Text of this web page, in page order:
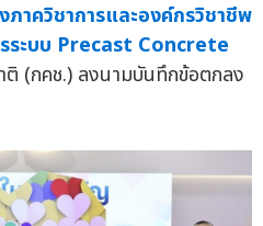
าควิชาการและองค์กรวิชาชีพ
ระบบ Precast Concrete
(กคช.) ลงนามบันทึกข้อตกลง